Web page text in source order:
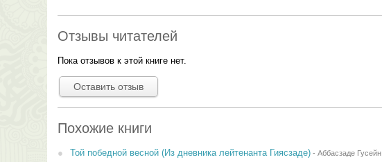
Отзывы читателей
Пока отзывов к этой книге нет.
Оставить отзыв
Похожие книги
Той победной весной (Из дневника лейтенанта Гиясзаде)- Аббасзаде Гусейн